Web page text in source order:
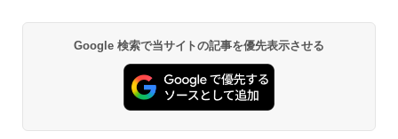
Google 検索で当サイトの記事を優先表示させる